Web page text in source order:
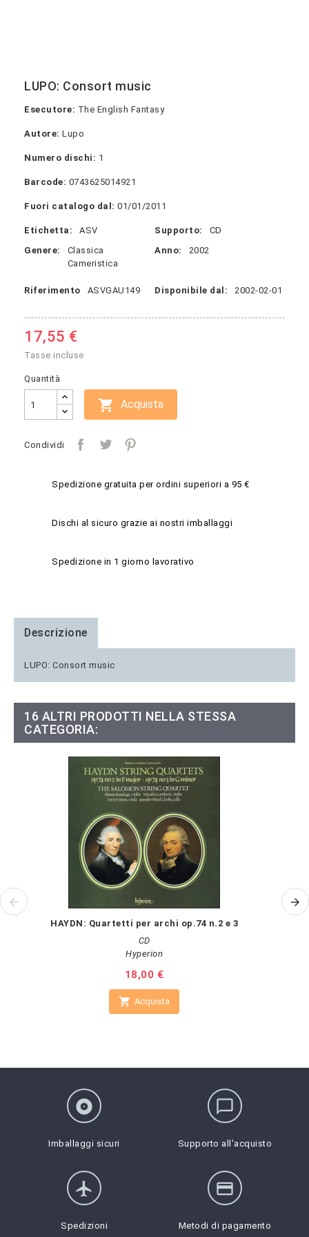
LUPO: Consort music
Esecutore: The English Fantasy
Autore: Lupo
Numero dischi: 1
Barcode: 0743625014921
Fuori catalogo dal: 01/01/2011
Etichetta: ASV Supporto:
CD
Genere:
Classica
Cameristica
Anno: 2002
Riferimento ASVGAU149 Disponibile dal: 2002-02-01
17,55 €
Tasse incluse
Quantità
 Acquista
Condividi
Spedizione gratuita per ordini superiori a 95 €
Dischi al sicuro grazie ai nostri imballaggi
Spedizione in 1 giorno lavorativo
Descrizione
LUPO: Consort music
16 ALTRI PRODOTTI NELLA STESSA
CATEGORIA:
HAYDN: Quartetti per archi op.74 n.2 e 3
CD
Hyperion
Prezzo
18,00 €
 Acquista
album
Imballaggi sicuri
chat_bubble_outline
Supporto all'acquisto
flight
Spedizioni
credit_card
Metodi di pagamento